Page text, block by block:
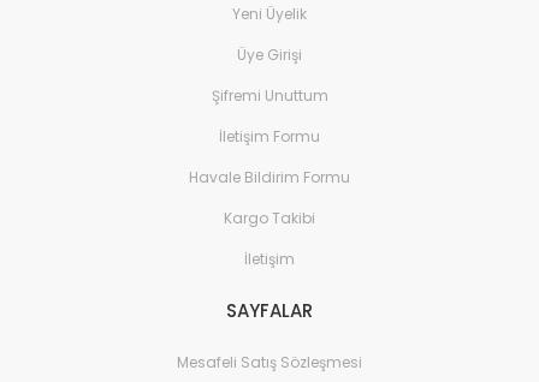
Yeni Üyelik
Üye Girişi
Şifremi Unuttum
İletişim Formu
Havale Bildirim Formu
Kargo Takibi
İletişim
SAYFALAR
Mesafeli Satış Sözleşmesi